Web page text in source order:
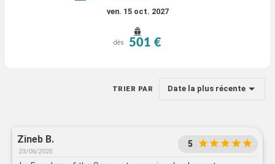
ven. 15 oct. 2027
dès 501 €
TRIER PAR Date la plus récente
Zineb B.
23/06/2025
5